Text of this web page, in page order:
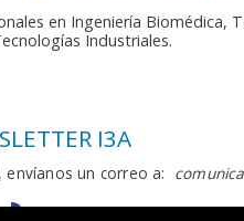
en Ingeniería Biomédica,
Industriales.
I3A
un correo a: